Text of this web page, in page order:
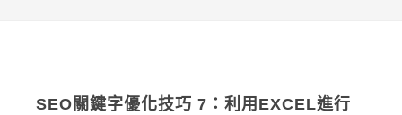
SEO關鍵字優化技巧 7：利用EXCEL進行